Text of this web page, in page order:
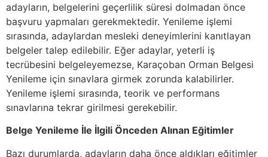
adayların, belgelerini geçerlilik süresi dolmadan önce
başvuru yapmaları gerekmektedir. Yenileme işlemi
sırasında, adaylardan mesleki deneyimlerini kanıtlayan
belgeler talep edilebilir. Eğer adaylar, yeterli iş
tecrübesini belgeleyemezse, Karaçoban Orman Belgesi
Yenileme için sınavlara girmek zorunda kalabilirler.
Yenileme işlemi sırasında, teorik ve performans
sınavlarına tekrar girilmesi gerekebilir.
Belge Yenileme İle İlgili Önceden Alınan Eğitimler
Bazı durumlarda, adayların daha önce aldıkları eğitimler